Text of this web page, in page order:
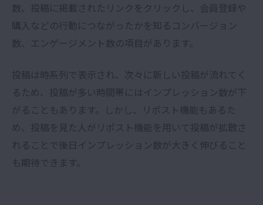
数、投稿に掲載されたリンクをクリックし、会員登録や
購入などの行動につながったかを知るコンバージョン
数、エンゲージメント数の項目があります。
投稿は時系列で表示され、次々に新しい投稿が流れてく
るため、投稿が多い時間帯にはインプレッション数が下
がることもあります。しかし、リポスト機能もあるた
め、投稿を見た人がリポスト機能を用いて投稿が拡散さ
れることで後日インプレッション数が大きく伸びること
も期待できます。